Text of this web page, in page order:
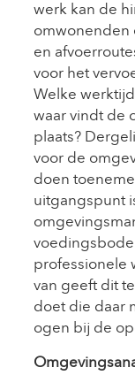
werk kan de
omwonenden
en
voor het
Welke
waar vindt de
plaats?
voor de
doen
uitgangspunt
professionele
van geeft dit
doet die daar
ogen bij de